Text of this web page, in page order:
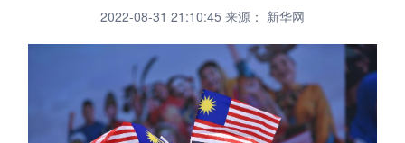
财经 网评
思客智库 全球连线 教育
科创 量子
文化 书画 健康 军事
2022-08-31 21:10:45 来源： 新华网